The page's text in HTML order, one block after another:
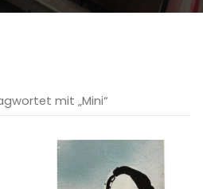
mit „Mini“